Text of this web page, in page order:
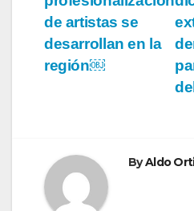
entradas
de artistas se
desarrollan en la
región￼
ByAldo